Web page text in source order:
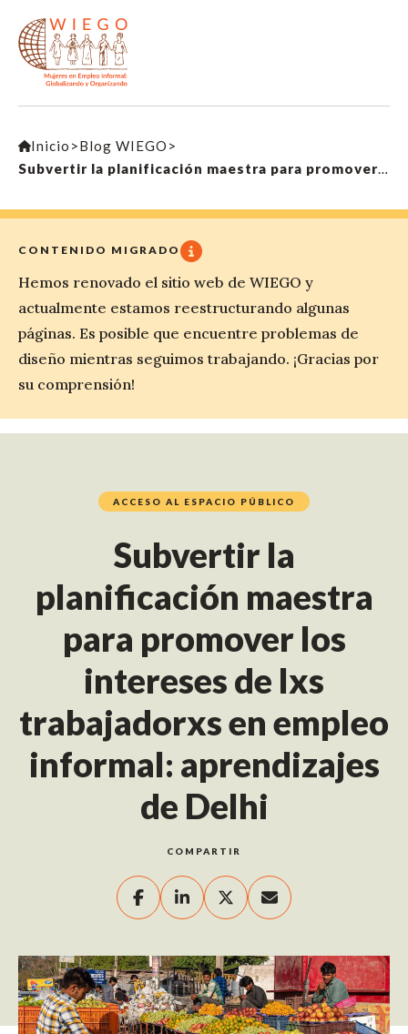
Inicio >Blog WIEGO >
Subvertir la planificación maestra para promover los intereses de lxs trabajadorxs en empleo informal: aprendizajes de Delhi
CONTENIDO MIGRADO
Hemos renovado el sitio web de WIEGO y
actualmente estamos reestructurando algunas
páginas. Es posible que encuentre problemas de
diseño mientras seguimos trabajando. ¡Gracias por
su comprensión!
ACCESO AL ESPACIO PÚBLICO
Subvertir la
planificación maestra
para promover los
intereses de lxs
trabajadorxs en empleo
informal: aprendizajes
de Delhi
COMPARTIR